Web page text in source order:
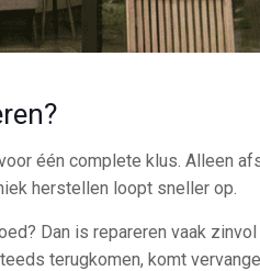
één complete klus. Alleen
herstellen loopt sneller op.
Dan is repareren vaak
terugkomen, komt